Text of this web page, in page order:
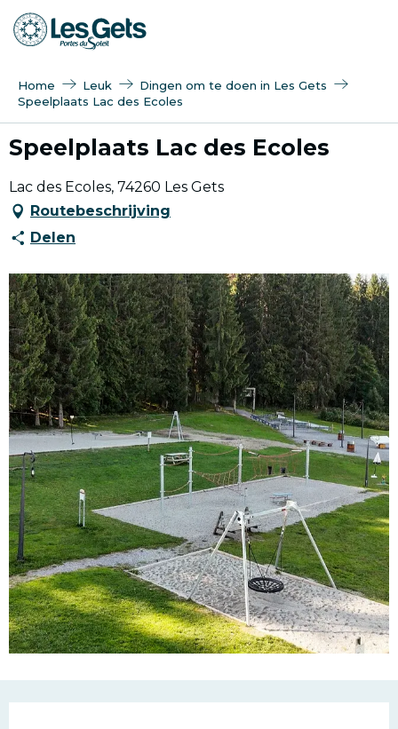
Aller
au
Home Leuk
Dingen om te doen in Les Gets
Speelplaats Lac des Ecoles
Speelplaats Lac des Ecoles
Lac des Ecoles, 74260 Les Gets
Routebeschrijving
Delen